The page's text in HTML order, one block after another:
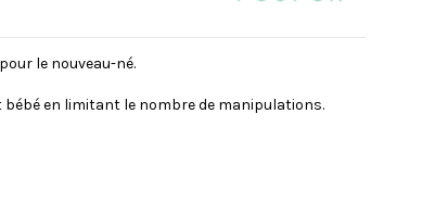
le nouveau-né.
en limitant le nombre de manipulations.